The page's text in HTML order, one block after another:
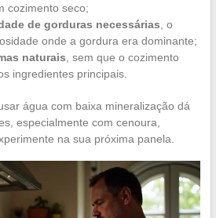
cozimento seco;
de gorduras necessárias , o
onde a gordura era dominante;
naturais , sem que o cozimento
ingredientes principais.
água com baixa mineralização dá
especialmente com cenoura,
na sua próxima panela.